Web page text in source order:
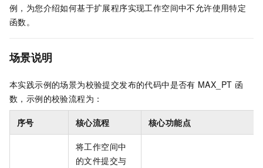
例，为您介绍如何基于扩展程序实现工作空间中不允许使用特定
函数。
场景说明
本实践示例的场景为校验提交发布的代码中是否有 MAX_PT 函
数，示例的校验流程为：
序号 核心流程 核心功能点
将工作空间中
的文件提交与